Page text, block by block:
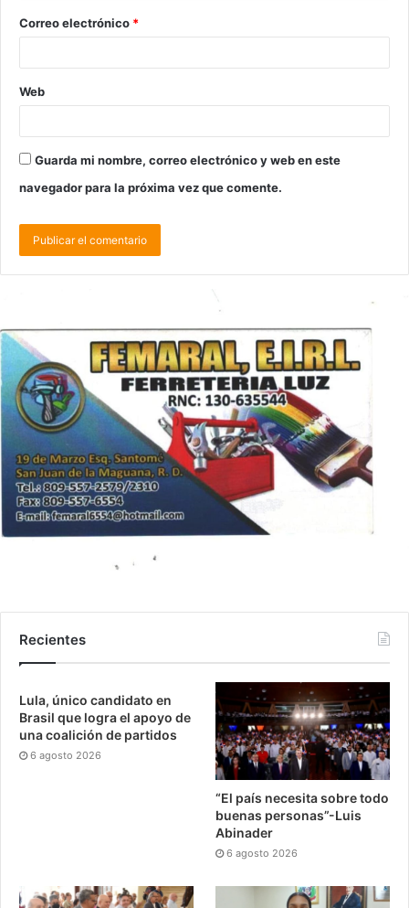
Correo electrónico *
Web
Guarda mi nombre, correo electrónico y web en este
navegador para la próxima vez que comente.
Recientes
Lula, único candidato en
Brasil que logra el apoyo de
una coalición de partidos
6 agosto 2026
“El país necesita sobre todo
buenas personas”-Luis
Abinader
6 agosto 2026